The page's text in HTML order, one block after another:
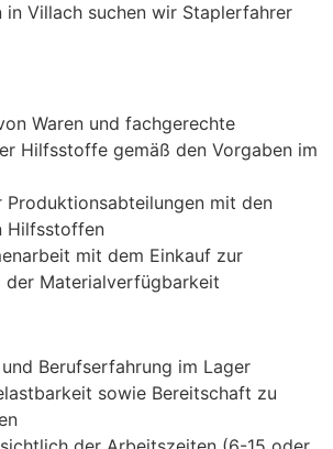
in Villach suchen wir Staplerfahrer
Waren und fachgerechte
Hilfsstoffe gemäß den Vorgaben im
Produktionsabteilungen mit den
Hilfsstoffen
mit dem Einkauf zur
der Materialverfügbarkeit
Berufserfahrung im Lager
sowie Bereitschaft zu